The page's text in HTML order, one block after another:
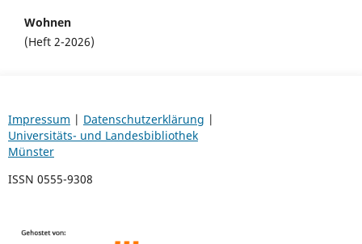
Wohnen
(Heft 2-2026)
Impressum | Datenschutzerklärung |
Universitäts- und Landesbibliothek
Münster
ISSN 0555-9308